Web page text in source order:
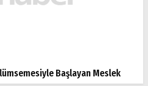
Başlayan Meslek